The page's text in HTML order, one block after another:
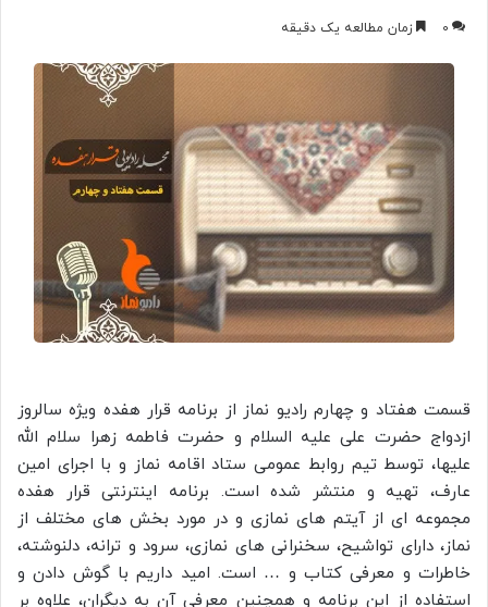
0 زمان مطالعه یک دقیقه
قسمت هفتاد و چهارم رادیو نماز از برنامه قرار هفده ویژه سالروز
ازدواج حضرت علی علیه السلام و حضرت فاطمه زهرا سلام الله
علیها، توسط تیم روابط عمومی ستاد اقامه نماز و با اجرای امین
عارف، تهیه و منتشر شده است. برنامه اینترنتی قرار هفده
مجموعه ای از آیتم های نمازی و در مورد بخش های مختلف از
نماز، دارای تواشیح، سخنرانی های نمازی، سرود و ترانه، دلنوشته،
خاطرات و معرفی کتاب و … است. امید داریم با گوش دادن و
استفاده از این برنامه و همچنین معرفی آن به دیگران، علاوه بر